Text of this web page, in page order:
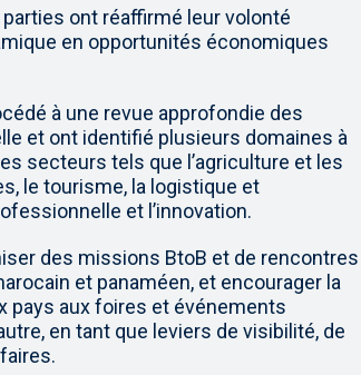
ont réaffirmé leur volonté
en opportunités économiques
à une revue approfondie des
et ont identifié plusieurs domaines à
secteurs tels que l’agriculture et les
le tourisme, la logistique et
et l’innovation.
des missions BtoB et de rencontres
et panaméen, et encourager la
pays aux foires et événements
en tant que leviers de visibilité, de